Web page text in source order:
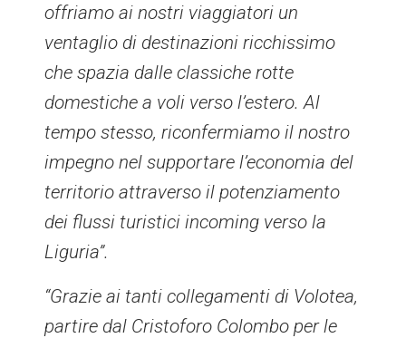
offriamo ai nostri viaggiatori un
ventaglio di destinazioni ricchissimo
che spazia dalle classiche rotte
domestiche a voli verso l’estero. Al
tempo stesso, riconfermiamo il nostro
impegno nel supportare l’economia del
territorio attraverso il potenziamento
dei flussi turistici incoming verso la
Liguria”.
“Grazie ai tanti collegamenti di Volotea,
partire dal Cristoforo Colombo per le